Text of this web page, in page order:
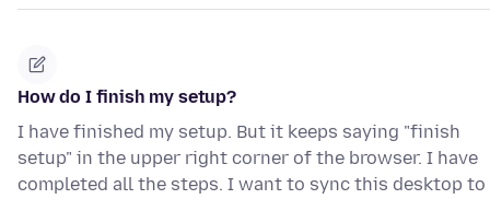
How do I finish my setup?
I have finished my setup. But it keeps saying "finish
setup" in the upper right corner of the browser. I have
completed all the steps. I want to sync this desktop to